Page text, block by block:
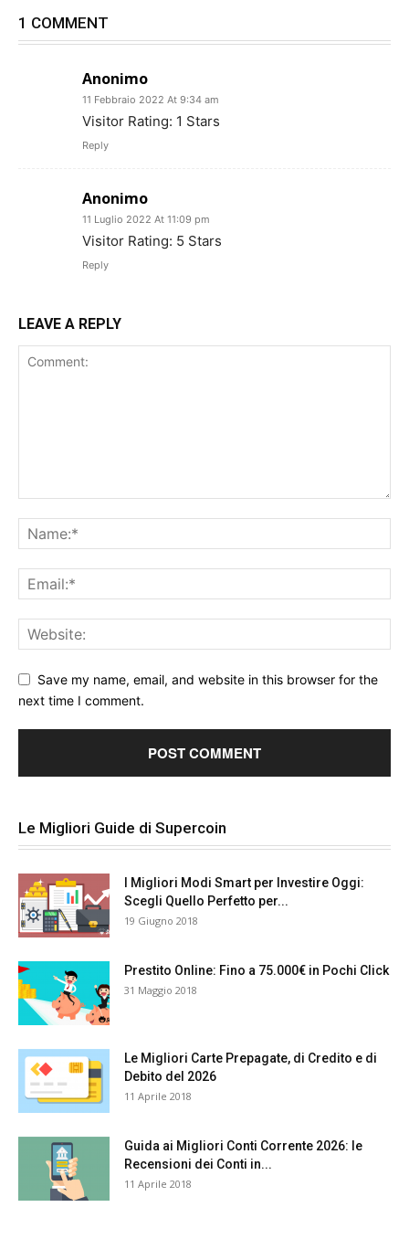
1 COMMENT
Anonimo
11 Febbraio 2022 At 9:34 am
Visitor Rating: 1 Stars
Reply
Anonimo
11 Luglio 2022 At 11:09 pm
Visitor Rating: 5 Stars
Reply
LEAVE A REPLY
Save my name, email, and website in this browser for the
next time I comment.
Le Migliori Guide di Supercoin
I Migliori Modi Smart per Investire Oggi:
Scegli Quello Perfetto per...
19 Giugno 2018
Prestito Online: Fino a 75.000€ in Pochi Click
31 Maggio 2018
Le Migliori Carte Prepagate, di Credito e di
Debito del 2026
11 Aprile 2018
Guida ai Migliori Conti Corrente 2026: le
Recensioni dei Conti in...
11 Aprile 2018